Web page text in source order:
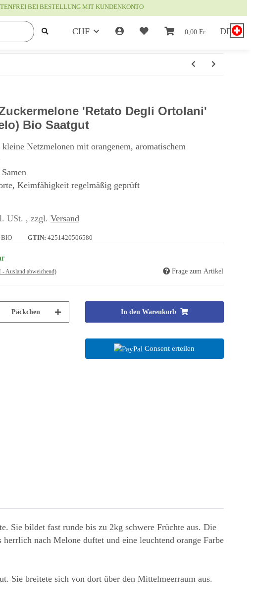
BEI BESTELLUNG MIT KUNDENKONTO
CHF 0,00 Fr. DE
'Retato Degli Ortolani'
Bio Saatgut
Netzmelonen mit orangenem, aromatischem
Keimfähigkeit regelmäßig geprüft
USt. , zzgl. Versand
GTIN: 4251420506580
- Ausland abweichend) Frage zum Artikel
Päckchen In den Warenkorb
Consent erteilen
Sie bildet fast runde bis zu 2kg schwere Früchte aus. Die
nach Melone duftet und eine leuchtend orange Farbe
Sie breitete sich von dort über den Mittelmeerraum aus.